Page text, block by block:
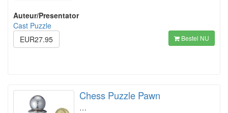
Auteur/Presentator
Cast Puzzle
EUR27.95
Bestel NU
Chess Puzzle Pawn
…